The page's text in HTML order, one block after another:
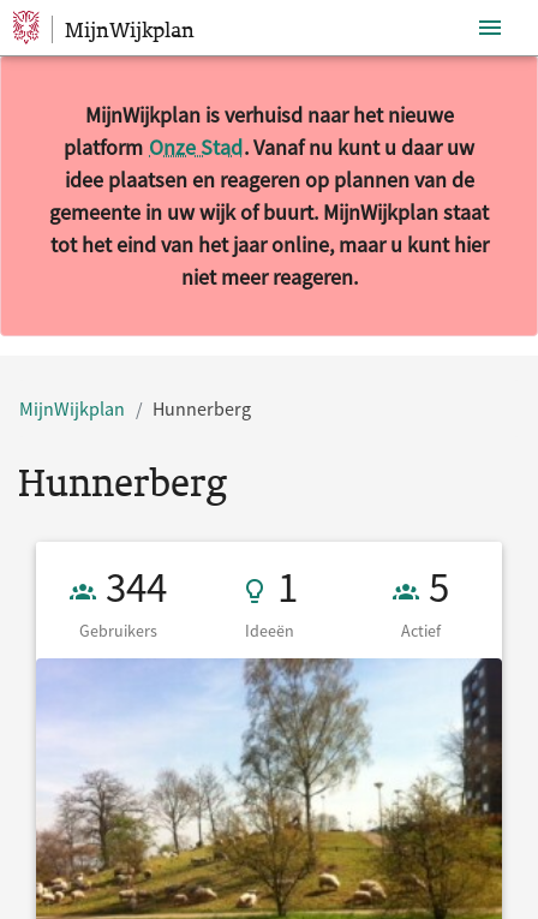
Sla navigatie over
MijnWijkplan
MijnWijkplan is verhuisd naar het nieuwe
platform Onze Stad. Vanaf nu kunt u daar uw
idee plaatsen en reageren op plannen van de
gemeente in uw wijk of buurt. MijnWijkplan staat
tot het eind van het jaar online, maar u kunt hier
niet meer reageren.
MijnWijkplan
Hunnerberg
Hunnerberg
Gebruikers 344
344
Gebruikers
1 Ideeën
1
Ideeën
5 Actief
5
Actief